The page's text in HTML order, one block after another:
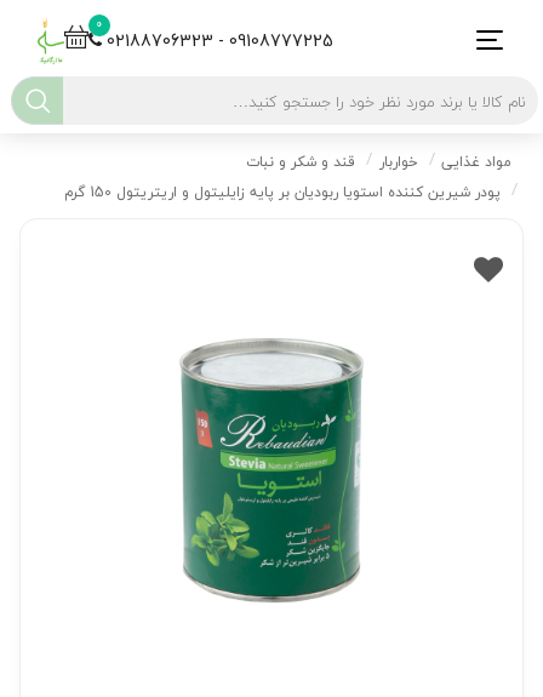
0
02188706323 - 09108777225
مواد غذایی خواربار
قند و شکر و نبات
پودر شیرین کننده استویا ربودیان بر پایه زایلیتول و اریتریتول 150 گرم